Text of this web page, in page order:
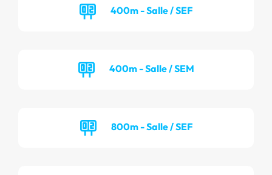
400m - Salle / SEF
400m - Salle / SEM
800m - Salle / SEF